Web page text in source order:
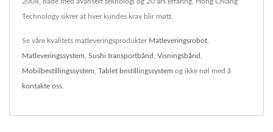
Technology sikrer at hver kundes krav blir møtt.
Se våre kvalitets matleveringsprodukter Matleveringsrobot
Matleveringssystem Sushi transportbånd Visningsbånd
Mobilbestillingssystem Tablet bestillingssystem og ikke nøl med å
kontakte oss